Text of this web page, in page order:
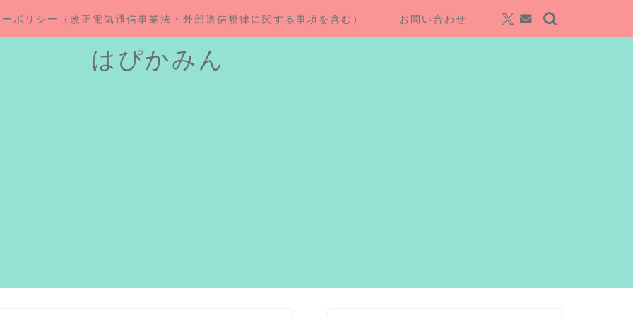
ポリシー（改正電気通信事業法・外部送信規律に関する事項を含む） お問い合わせ
はぴかみん